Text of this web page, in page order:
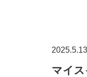
2025.5.13
マイス